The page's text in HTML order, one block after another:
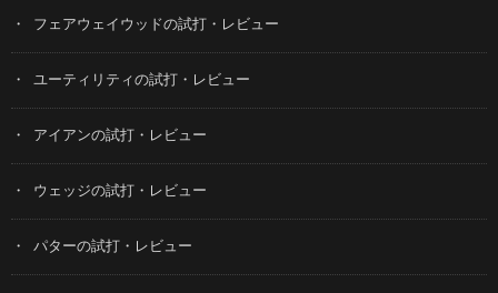
フェアウェイウッドの試打・レビュー
ユーティリティの試打・レビュー
アイアンの試打・レビュー
ウェッジの試打・レビュー
パターの試打・レビュー